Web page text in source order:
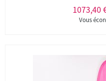
1073,40
Vous